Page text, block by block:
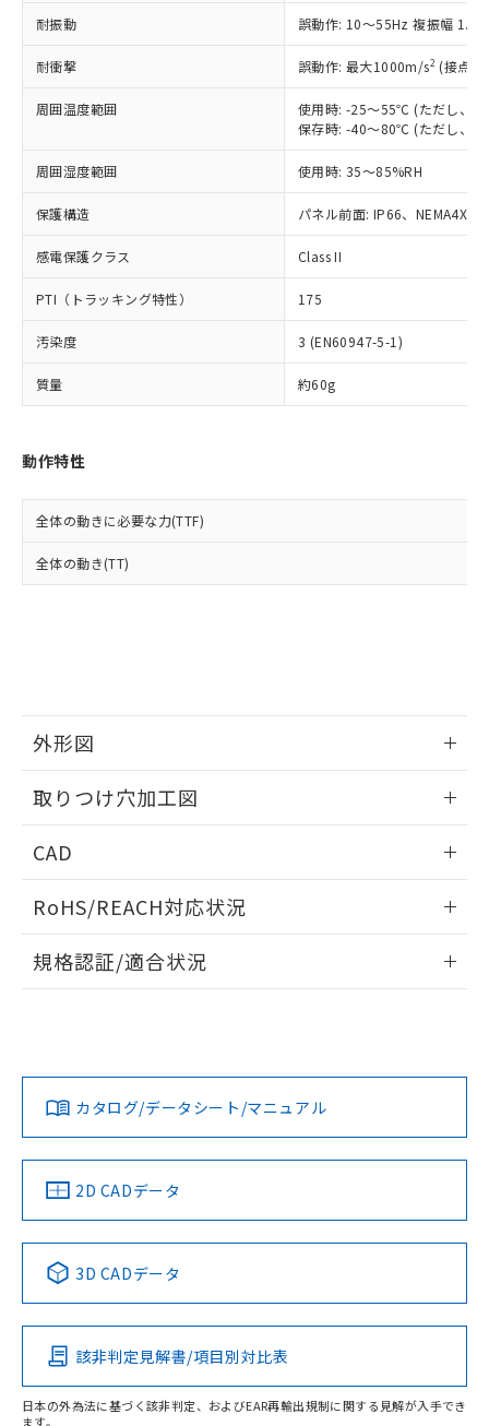
耐振動 誤動作: 10～55Hz 複振幅
耐衝撃 誤動作: 最大1000m/s2 (接点
周囲温度範囲
使用時: -25～55℃ (ただし、氷
保存時: -40～80℃ (ただし、氷
周囲湿度範囲 使用時: 35～85%RH
保護構造 パネル前面: IP66、NEMA4X,
感電保護クラス Class II
PTI（トラッキング特性） 175
汚染度 3 (EN60947-5-1)
質量 約60g
動作特性
全体の動きに必要な力(TTF)
全体の動き(TT)
外形図
取りつけ穴加工図
CAD
ドすることができます。
ログイン/会員登録
ダウンロードデータをご利用いただく前に、以下を必ずお読
みください。
ソフトウェアの使用条件
RoHS/REACH対応状況
EU RoHS 注意事項・凡例
対応済み
中国 RoHS 注意事項・凡例
Pb Hg Cd Cr(VI)
O
規格認証/適合状況
LR型式承認
（イギリス
船舶規格）
DNV型式承認
（ノルウェー
BV型式承認
（フランス
KR型式
（韓国
No No No No
この製品の規格認証/適合状況ページへ
その他の認証はこちらのページからご検索ください
カタログ/データシート/マニュアル
2D CADデータ
3D CADデータ
該非判定見解書/項目別対比表
日本の外為法に基づく該非判定、およびEAR再輸出規制に関する見解が入手でき
ます。
記載している更新日時点での社内デー
タに基づき作成されるものであり、閲
覧された時点での実際の在庫および標
準価格とは異なる場合があることをご
正式な納期状況および標準価格はお客
様のお取引先、またはお客様担当のオ
ムロン制御機器販売店・当社販売員に
オムロン制御機器販売店や当社販売拠
販売ネットワーク
」をご確認
ください。
在庫状況および標準価格結果を当社の
事前の承諾なく第三者に漏洩または開
示しないようお願いします。
マイパーツ機能（部品リスト作成サー
ビス）をご利用いただくには、I-Web
メンバーズにご登録されている必要が
および当社の共同利用者が、当社の製
品・サービスに関するお客様との取
をご了承ください。
※当社の共同利用者とは、"個人情報
鉛(Pb) 1000ppm以下、 水銀(Hg) 1000ppm以下、 カド
六価クロム(Cr(Ⅵ)) 1000ppm以下、ポリ臭化ビフェニル
類(PBB) 1000ppm以下、ポリ臭化ジフェニルエーテル類
(PBDE) 1000ppm以下、フタル酸ビス(2-エチルヘキシ
ル) (DEHP)(別名：DOP) 1000ppm以下、フタル酸ブチ
ルベンジル（BBP） 1000ppm以下、フタル酸ジブチル
（DBP） 1000ppm以下、フタル酸ジイソブチル
(DIBP) 1000ppm以下
但し、RoHS指令で産業用監視および制御機器に対する
適用除外項目は除く。
フタル酸エステル類の４物質については閾値を超える意
図的な使用がないことを確認しています。
※2 対応予定月
部品在庫の切り替え状況などにより、予定
月が前後することがあります。
下記の非含有証明書をダウンロードするこ
とができます。
EU RoHS指令（10物質）の非含有証明書
物質の対応では、対応完了までの期間は出
荷製品に未対応品が混在することから備考
既に当社にて対応品への在庫切替を完了
していることから、特段のことがない限
り、2022年1月12日より割愛しておりま
*中国RoHS10物質の基準値 (GB/T26572)：
Pb(鉛) :1000ppm、 Hg(水銀) : 1000ppm、 Cd(カドミウ
Cr(Ⅵ)(六価クロム) : 1000ppm、 PBBs(ポリ臭化ビフェ
ニル類) : 1000ppm、 PBDEs(ポリ臭化ジフェニルエーテ
ル) : 1000ppm、
DEHP(フタル酸ビス(2-エチルヘキシル)) : 1000ppm
※2 環境保護使用期限
「ｅ」：有害物質（10物質）のすべてが基
準値以下であることを示します。
「10」：通常の使用状況下において有害物
質が外部に漏えいし、環境に深刻な影響を
及ぼさない年数を意味します。
（以下｢規制貨物等」という）を輸出
または国外への提供する場合は、日本
国政府の輸出許可(または役務取引許
可)を取得するなどの必要な手続きを
当社は規制貨物を破棄する場合は、完
全に破砕するなど、違法に輸出されな
いよう必要な手段を講じます。
当社は貴社製品を、核兵器、ミサイ
ル、化学兵器、生物兵器またはその他
武器並びにこれらの製造装置等に一切
使用いたしません。
当社は、貴社製品を第三者に販売する
場合は、上記1、2および3の内容を当
該第三者に通知します。また当社は、
販売先および販売に係わる関係者が違
法に輸出するおそれがある場合は、取
り引きをいたしません。
○ 一定数以上の在庫あり
△ 一定数には満たないが在庫あり
在庫なし(最新の在庫状況につ
いては、お客様のお取引先、ま
たはお客様担当のオムロン制御
機器販売店・当社販売員にご確
認ください)
受注生産機種、また在庫状況の
情報を公開していない機種